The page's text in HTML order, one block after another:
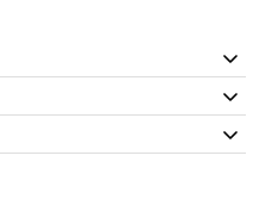
organizados com o estilo do
Verde com Presilha tem
verde do clube,